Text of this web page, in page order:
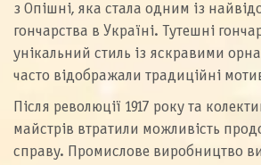
з Опішні, яка стала одним із
гончарства в Україні. Тутешні
унікальний стиль із яскравими
часто відображали традиційні
Після революції 1917 року та
майстрів втратили можливість
справу. Промислове виробництво